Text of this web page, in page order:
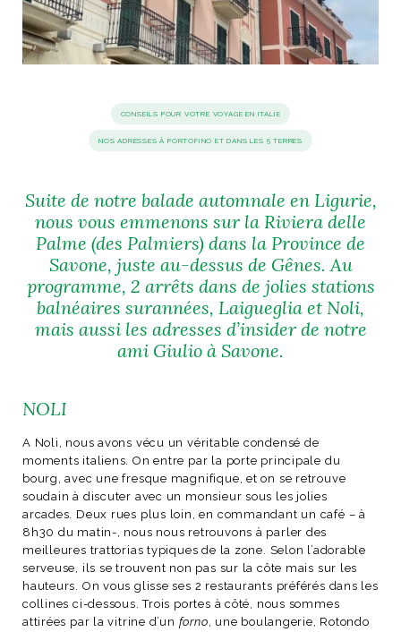
LIRE
joie de vivre
LIRE
Lucia
ARTISANAT ITALIEN
Les cuirs de
Toscane
NOS ARTICLES ART ET DESIGN
Burano, la palette
de tous les
superlatifs
bord
CONSEILS POUR VOTRE VOYAGE EN ITALIE
NOS ADRESSES À PORTOFINO ET DANS LES 5 TERRES
Suite de notre balade automnale en Ligurie,
nous vous emmenons sur la Riviera delle
Palme (des Palmiers) dans la Province de
Savone, juste au-dessus de Gênes. Au
programme, 2 arrêts dans de jolies stations
balnéaires surannées, Laigueglia et Noli,
mais aussi les adresses d’insider de notre
ami Giulio à Savone.
NOLI
A Noli, nous avons vécu un véritable condensé de
moments italiens. On entre par la porte principale du
bourg, avec une fresque magnifique, et on se retrouve
soudain à discuter avec un monsieur sous les jolies
arcades. Deux rues plus loin, en commandant un café – à
8h30 du matin-, nous nous retrouvons à parler des
meilleures trattorias typiques de la zone. Selon l’adorable
serveuse, ils se trouvent non pas sur la côte mais sur les
hauteurs. On vous glisse ses 2 restaurants préférés dans les
collines ci-dessous. Trois portes à côté, nous sommes
attirées par la vitrine d’un forno , une boulangerie, Rotondo